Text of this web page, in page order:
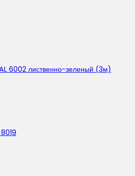
6002 лиственно-зеленый (3м)